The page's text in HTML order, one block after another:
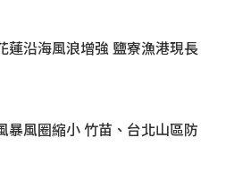
蓮沿海風浪增強 鹽寮漁港現長
暴風圈縮小 竹苗、台北山區防